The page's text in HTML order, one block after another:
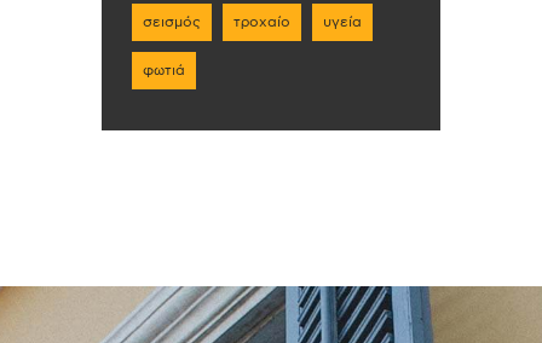
σεισμός τροχαίο υγεία
φωτιά